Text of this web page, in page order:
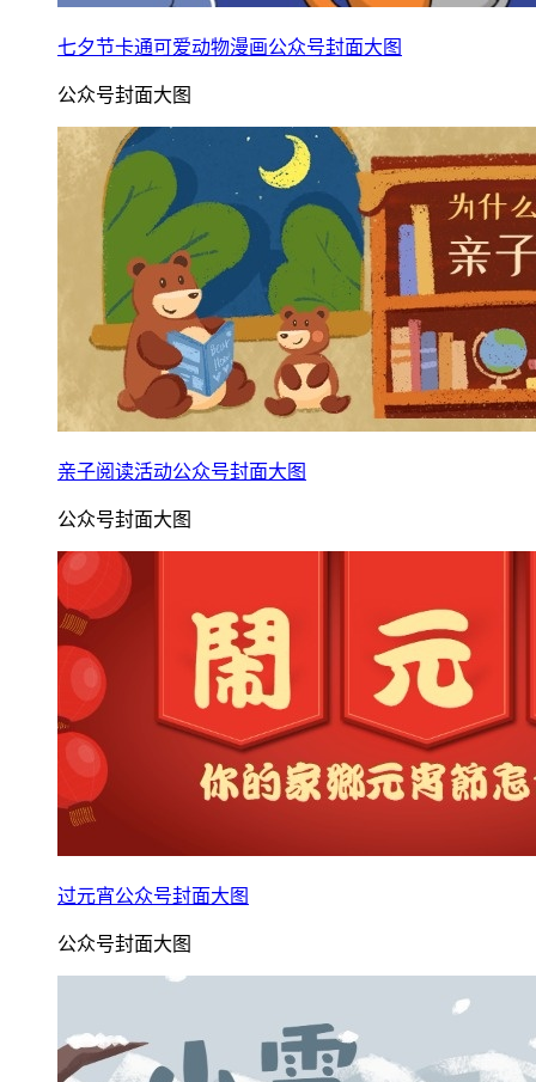
七夕节卡通可爱动物漫画公众号封面大图
公众号封面大图
亲子阅读活动公众号封面大图
公众号封面大图
过元宵公众号封面大图
公众号封面大图